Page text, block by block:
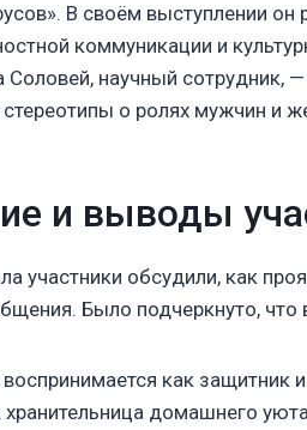
В своём выступлении
коммуникации и
Соловей, научный сотрудник,
о ролях мужчин и
и выводы
участники обсудили, как
Было подчеркнуто,
как защитник
домашнего